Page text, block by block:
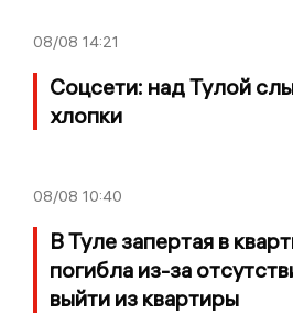
08/08 14:21
Соцсети: над Тулой
хлопки
08/08 10:40
В Туле запертая в
погибла из-за
выйти из квартиры